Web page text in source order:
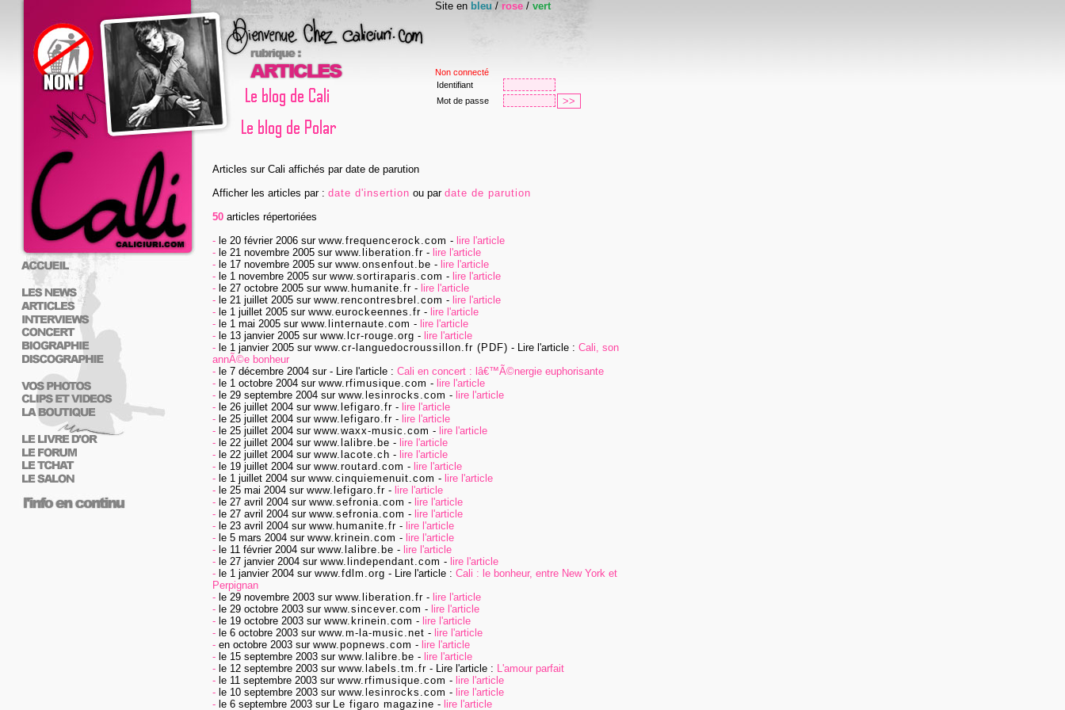
Site en bleu / rose / vert
Non connecté
Identifiant
Mot de passe
Articles sur Cali affichés par date de parution
Afficher les articles par : date d'insertion ou par date de parution
50 articles répertoriées
- le 20 février 2006 sur www.frequencerock.com - lire l'article
- le 21 novembre 2005 sur www.liberation.fr - lire l'article
- le 17 novembre 2005 sur www.onsenfout.be - lire l'article
- le 1 novembre 2005 sur www.sortiraparis.com - lire l'article
- le 27 octobre 2005 sur www.humanite.fr - lire l'article
- le 21 juillet 2005 sur www.rencontresbrel.com - lire l'article
- le 1 juillet 2005 sur www.eurockeennes.fr - lire l'article
- le 1 mai 2005 sur www.linternaute.com - lire l'article
- le 13 janvier 2005 sur www.lcr-rouge.org - lire l'article
- le 1 janvier 2005 sur www.cr-languedocroussillon.fr (PDF) - Lire l'article : Cali, son
annÃ©e bonheur
- le 7 décembre 2004 sur - Lire l'article : Cali en concert : lâ€™Ã©nergie euphorisante
- le 1 octobre 2004 sur www.rfimusique.com - lire l'article
- le 29 septembre 2004 sur www.lesinrocks.com - lire l'article
- le 26 juillet 2004 sur www.lefigaro.fr - lire l'article
- le 25 juillet 2004 sur www.lefigaro.fr - lire l'article
- le 25 juillet 2004 sur www.waxx-music.com - lire l'article
- le 22 juillet 2004 sur www.lalibre.be - lire l'article
- le 22 juillet 2004 sur www.lacote.ch - lire l'article
- le 19 juillet 2004 sur www.routard.com - lire l'article
- le 1 juillet 2004 sur www.cinquiemenuit.com - lire l'article
- le 25 mai 2004 sur www.lefigaro.fr - lire l'article
- le 27 avril 2004 sur www.sefronia.com - lire l'article
- le 27 avril 2004 sur www.sefronia.com - lire l'article
- le 23 avril 2004 sur www.humanite.fr - lire l'article
- le 5 mars 2004 sur www.krinein.com - lire l'article
- le 11 février 2004 sur www.lalibre.be - lire l'article
- le 27 janvier 2004 sur www.lindependant.com - lire l'article
- le 1 janvier 2004 sur www.fdlm.org - Lire l'article : Cali : le bonheur, entre New York et
Perpignan
- le 29 novembre 2003 sur www.liberation.fr - lire l'article
- le 29 octobre 2003 sur www.sincever.com - lire l'article
- le 19 octobre 2003 sur www.krinein.com - lire l'article
- le 6 octobre 2003 sur www.m-la-music.net - lire l'article
- en octobre 2003 sur www.popnews.com - lire l'article
- le 15 septembre 2003 sur www.lalibre.be - lire l'article
- le 12 septembre 2003 sur www.labels.tm.fr - Lire l'article : L'amour parfait
- le 11 septembre 2003 sur www.rfimusique.com - lire l'article
- le 10 septembre 2003 sur www.lesinrocks.com - lire l'article
- le 6 septembre 2003 sur Le figaro magazine - lire l'article